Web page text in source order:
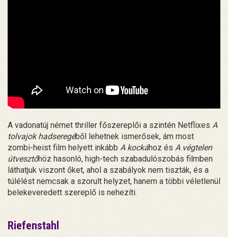
A vadonatúj német thriller főszereplői a szintén Netflixes A
tolvajok hadseregéből lehetnek ismerősek, ám most
zombi-heist film helyett inkább A kockához és A végtelen
útvesztőhöz hasonló, high-tech szabadulószobás filmben
láthatjuk viszont őket, ahol a szabályok nem tiszták, és a
túlélést nemcsak a szorult helyzet, hanem a többi véletlenül
belekeveredett szereplő is nehezíti.
Riefenstahl